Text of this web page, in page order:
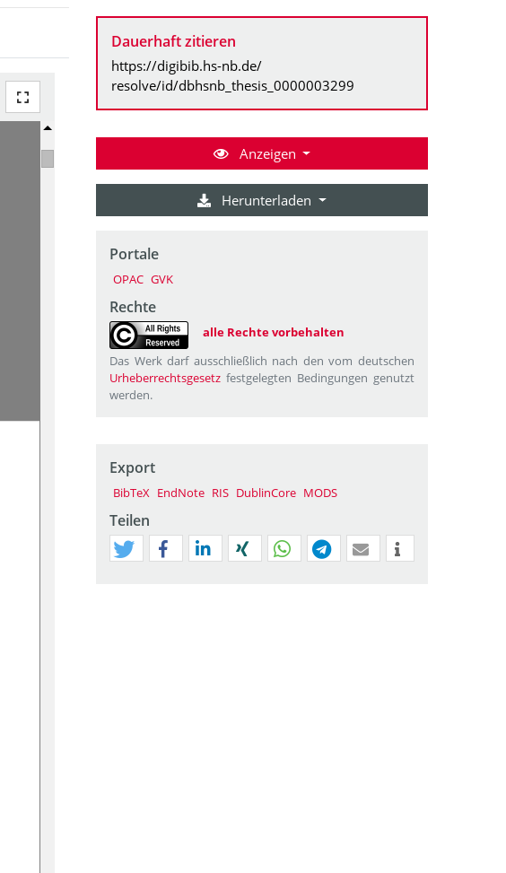
Dauerhaft zitieren
https://digibib.hs-nb.de/
resolve/id/dbhsnb_thesis_0000003299
Anzeigen
Herunterladen
Portale
OPAC GVK
Rechte
alle Rechte vorbehalten
Das Werk darf ausschließlich nach den vom deutschen
Urheberrechtsgesetz festgelegten Bedingungen genutzt
werden.
Export
BibTeX EndNote RIS DublinCore MODS
Teilen